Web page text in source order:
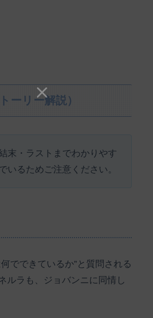
ーリー解説）
末・ラストまでわかりやす
いるためご注意ください。
でできているか”と質問される
ルラも、ジョバンニに同情し